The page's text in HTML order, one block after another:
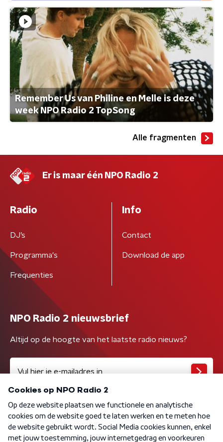
Remember Us van Philine en Melle is deze
week NPO Radio 2 TopSong
Alle fragmenten
Er is maar één NPO Radio 2
Radio
DJ’s
Programma's
Frequenties
Info
Contact
Download de app
NPO Radio 2 nieuwsbrief
Altijd op de hoogte van het laatste radio nieuws?
Algemene voorwaarden